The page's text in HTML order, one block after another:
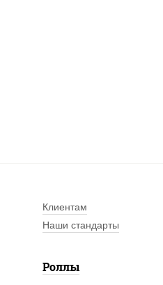
Клиентам
Наши стандарты
Роллы